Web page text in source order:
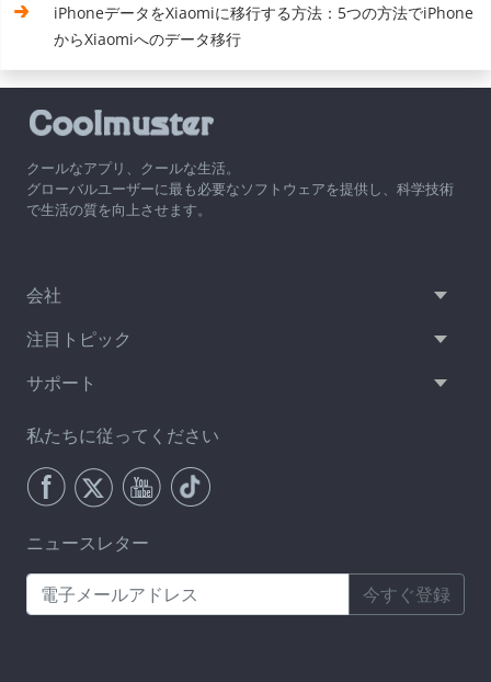
iPhoneデータをXiaomiに移行する方法：5つの方法でiPhone
からXiaomiへのデータ移行
クールなアプリ、クールな生活。
グローバルユーザーに最も必要なソフトウェアを提供し、科学技術
で生活の質を向上させます。
会社
注目トピック
サポート
私たちに従ってください
ニュースレター
今すぐ登録